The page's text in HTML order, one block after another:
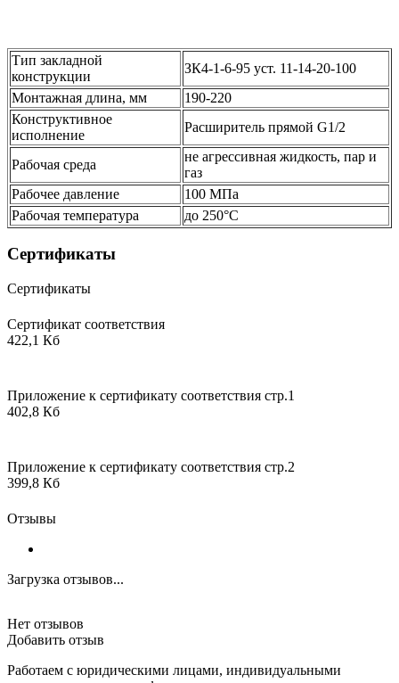
Тип закладной
конструкции
ЗК4-1-6-95 уст. 11-14-20-100
Монтажная длина, мм
190-220
Конструктивное
исполнение
Расширитель прямой G1/2
Рабочая среда
не агрессивная жидкость, пар и
газ
Рабочее давление
100 МПа
Рабочая температура
до 250°С
Сертификаты
Сертификаты
Сертификат соответствия
422,1 Кб
Приложение к сертификату соответствия стр.1
402,8 Кб
Приложение к сертификату соответствия стр.2
399,8 Кб
Отзывы
Загрузка отзывов...
Нет отзывов
Добавить отзыв
Работаем с юридическими лицами, индивидуальными